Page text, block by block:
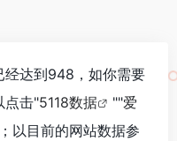
经达到948，如你需要
点击"5118数据 ""爱
以目前的网站数据参